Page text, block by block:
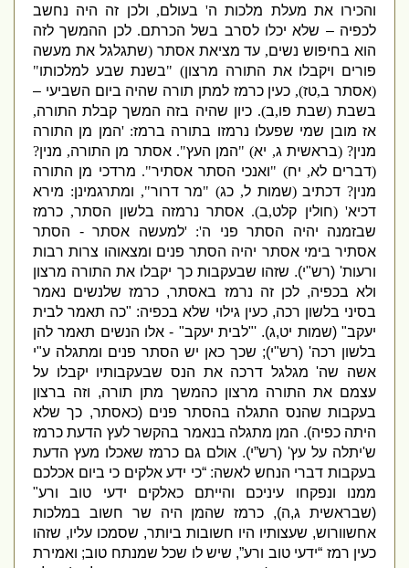
והכירו את מעלת מלכות ה 'בעולם,ולכן זה היה נחשב
לכפיה – שלא יכלו לסרב בשל הכרתם.לכן ההמשך לזה
הוא בחיפוש נשים,עד מציאת אסתר(שתגלגל את מעשה
פורים ויקבלו את התורה מרצון) "בשנת שבע למלכותו"
אסתר ב, טז),כעין כרמז למתן תורה שהיה ביום השביעי –
בשבת(שבת פו ,ב).כיון שהיה בזה המשך קבלת התורה,
אז מובן שמי שפעלונרמזו בתורה ברמז: 'המן מן התורה
מנין?
(בראשית ג,יא ) "המן העץ".אסתר מן התורה,מנין?
דברים לא,יח ) "ואנכי הסתר אסתיר".מרדכי מן התורה
מנין?דכתיב(שמות ל ,כג ) "מר דרור",ומתרגמינן:מירא
דכיא' (חולין קלט,ב).אסתר נרמזה בלשון הסתר,כרמז
שבזמנה יהיה הסתר פני ה
': 'למעשה אסתר- הסתר
אסתיר בימי אסתר יהיה הסתר פנים ומצאוהו צרות רבות
ורעות' (רש"י).שזהו שבעקבות כך יקבלו את התורה מרצון
ולא בכפיה,לכן זה נרמז באסתר,כרמז שלנשים נאמר
בסיני בלשון רכה,כעין גילוי שלא בכפיה: "כה תאמר לבית
יעקב" (שמות יט ,ג). '"לבית יעקב" - אלו הנשים תאמר להן
בלשון רכה' (רש"י);שכך כאן יש הסתר פנים ומתגלה ע י
אשה שה'מגלגל דרכה את הנס שבעקבותיו יקבלו על
עצמם את התורה מרצון כהמשך מתן תורה,וזה ברצון
בעקבות שהנס התגלה בהסתר פנים(כאסתר,כך שלא
היתה כפיה).המן מתגלה בנאמר בהקשר לעץ הדעת כרמז
יתלה על עץ' (רש”י).אולם גם כרמז שאכלו מעץ הדעת
בעקבות דברי הנחש לאשה: “כי ידע אלקים כי ביום אכלכם
ממנו ונפקחו עיניכם והייתם כאלקים ידעי טוב ורע"
שבראשית ג ה),כרמז שהמן היה שר חשוב במלכות
אחשוורוש,שעצותיו היו חשובות ביותר,שסמכו עליו,שזהו
כעין רמז “ידעי טוב ורע”,שיש לו שכל שמנתח טוב;ואמירת